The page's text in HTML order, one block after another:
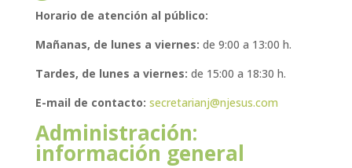
Horario de atención al público:
Mañanas, de lunes a viernes: de 9:00 a 13:00 h.
Tardes, de lunes a viernes: de 15:00 a 18:30 h.
E-mail de contacto: secretarianj@njesus.com
Administración:
información general